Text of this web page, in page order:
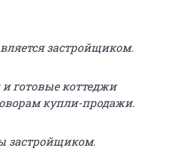
застройщиком.
готовые коттеджи
купли-продажи.
застройщиком.